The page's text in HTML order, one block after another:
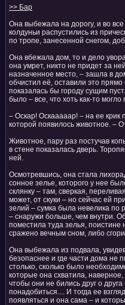
>> Бар
Она выбежала на дорогу, и во
колдуньи распустились из
по тропе, занесенной снегом,
Она вбежала дом, то и дело
она умрет, никто не придет за
назначенное место, – зашла в
обчистил её, оставили это
показалась бы городу сущим
было – все, что хоть как-то могло
– Оскар! Оскааааар! – на ее крик
которой появилось животное. –
Животное, пару раз постучав
в стене показалась дверь.
ней.
Осмотревшись, она стала
сонное зелье, которого у нее
склянку – там, сверкая,
может, от скуки – но сейчас ей
зелий – сумка была невелика по
– снаружи больше, чем внутри.
поместила туда зелья, поистине
сражено вечным сном, либо
Она выбежала из подвала,
безопаснее и где части дома не
столько, сколько было
которые она схватила,
чтобы они не бились друг о
понадобиться.... И тогда ее
появляться и она сама – и